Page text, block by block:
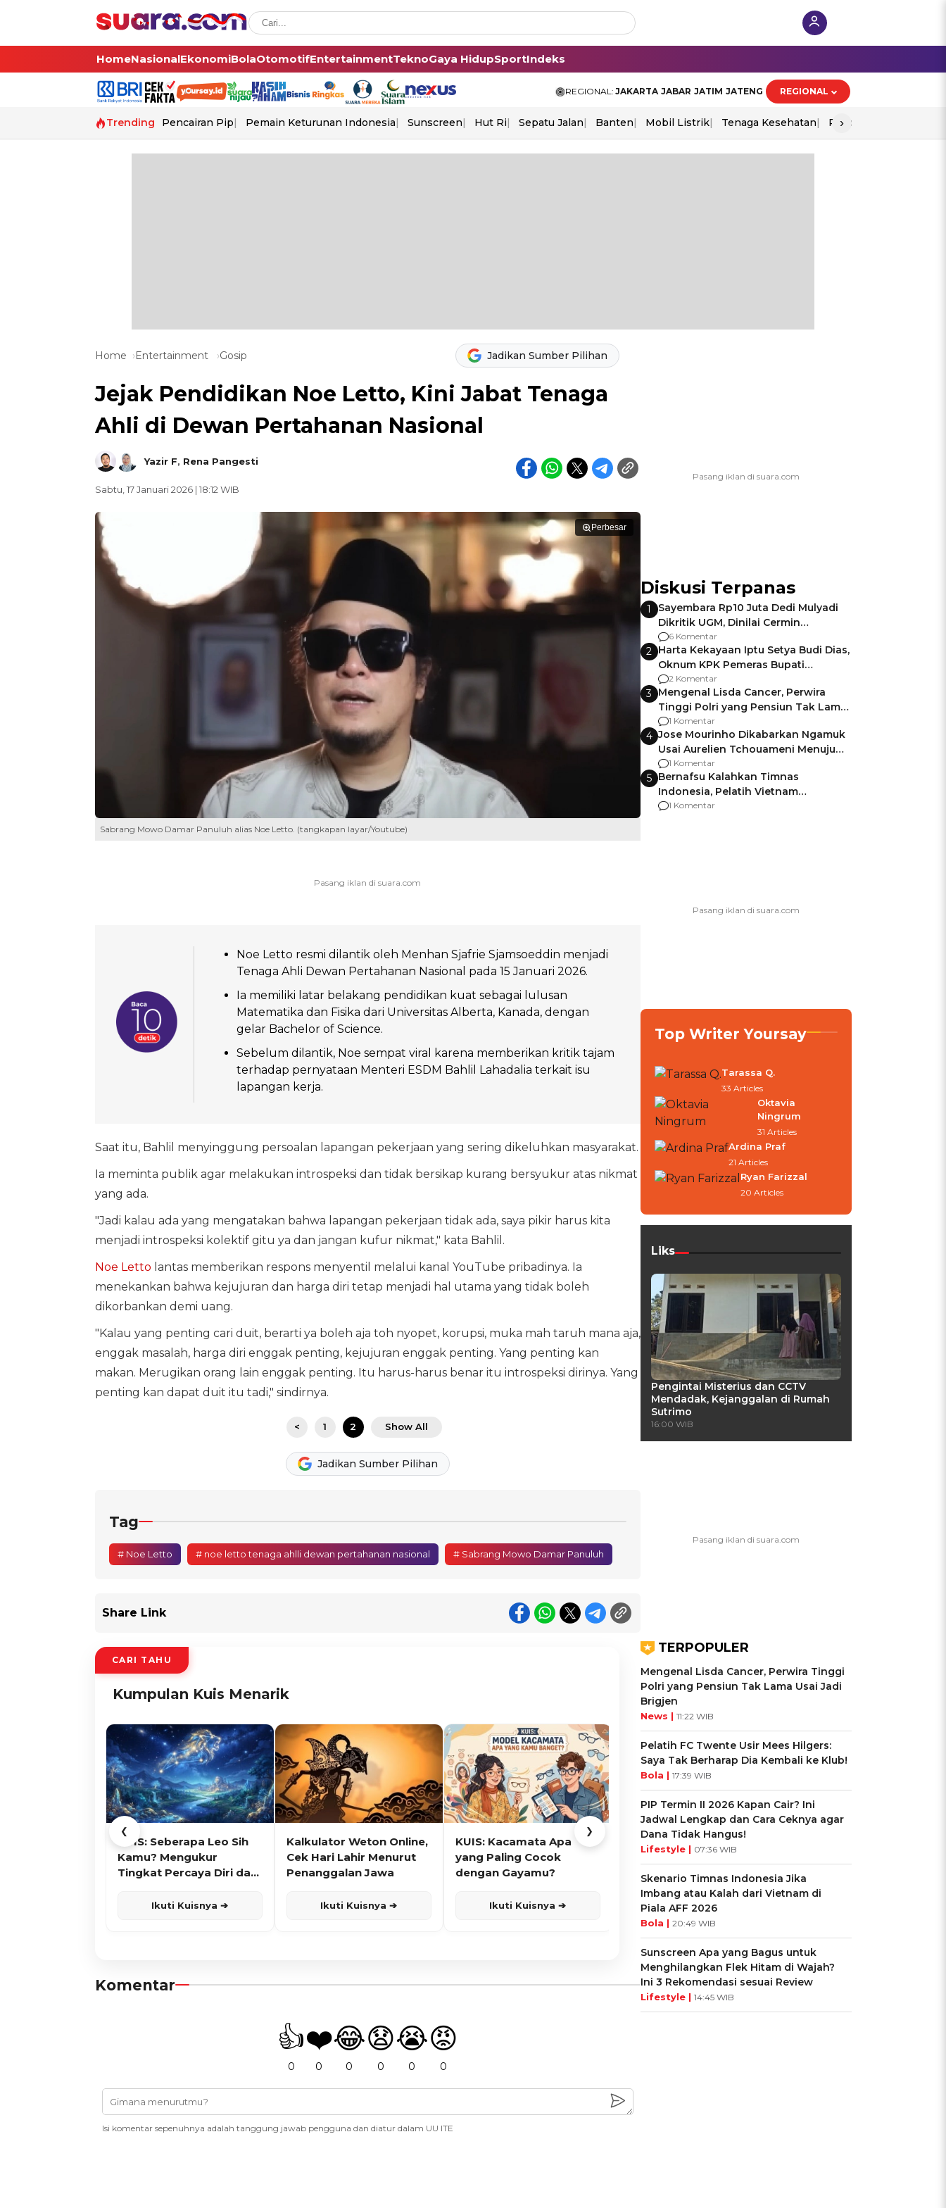
HomeNasionalEkonomiBolaOtomotifEntertainmentTeknoGaya HidupSportIndeks
REGIONAL: JAKARTA JABAR JATIM JATENG REGIONAL
Trending Pencairan Pip Pemain Keturunan Indonesia Sunscreen Hut Ri Sepatu Jalan Banten Mobil Listrik Tenaga Kesehatan Piala Aff 2026
›
Home Entertainment Gosip Jadikan Sumber Pilihan
Jejak Pendidikan Noe Letto, Kini Jabat Tenaga
Ahli di Dewan Pertahanan Nasional
Yazir F, Rena Pangesti
Sabtu, 17 Januari 2026 | 18:12 WIB
Perbesar
Sabrang Mowo Damar Panuluh alias Noe Letto. (tangkapan layar/Youtube)
Noe Letto resmi dilantik oleh Menhan Sjafrie Sjamsoeddin menjadi
Tenaga Ahli Dewan Pertahanan Nasional pada 15 Januari 2026.
Ia memiliki latar belakang pendidikan kuat sebagai lulusan
Matematika dan Fisika dari Universitas Alberta, Kanada, dengan
gelar Bachelor of Science.
Sebelum dilantik, Noe sempat viral karena memberikan kritik tajam
terhadap pernyataan Menteri ESDM Bahlil Lahadalia terkait isu
lapangan kerja.
Saat itu, Bahlil menyinggung persoalan lapangan pekerjaan yang sering dikeluhkan masyarakat.
Ia meminta publik agar melakukan introspeksi dan tidak bersikap kurang bersyukur atas nikmat
yang ada.
"Jadi kalau ada yang mengatakan bahwa lapangan pekerjaan tidak ada, saya pikir harus kita
menjadi introspeksi kolektif gitu ya dan jangan kufur nikmat," kata Bahlil.
Noe Letto lantas memberikan respons menyentil melalui kanal YouTube pribadinya. Ia
menekankan bahwa kejujuran dan harga diri tetap menjadi hal utama yang tidak boleh
dikorbankan demi uang.
"Kalau yang penting cari duit, berarti ya boleh aja toh nyopet, korupsi, muka mah taruh mana aja,
enggak masalah, harga diri enggak penting, kejujuran enggak penting. Yang penting kan
makan. Merugikan orang lain enggak penting. Itu harus-harus benar itu introspeksi dirinya. Yang
penting kan dapat duit itu tadi," sindirnya.
< 1 2 Show All
Jadikan Sumber Pilihan
Tag
# Noe Letto # noe letto tenaga ahlli dewan pertahanan nasional # Sabrang Mowo Damar Panuluh
Share Link
CARI TAHU
Kumpulan Kuis Menarik
❮
KUIS: Seberapa Leo Sih
Kamu? Mengukur
Tingkat Percaya Diri dan
Ikuti Kuisnya ➔
Kalkulator Weton Online,
Cek Hari Lahir Menurut
Penanggalan Jawa
Ikuti Kuisnya ➔
KUIS: Kacamata Apa
yang Paling Cocok
dengan Gayamu?
Ikuti Kuisnya ➔
KUIS: Sepatu Mana yang
Cocok dengan
Kepribadianmu?
Ikuti Kuisnya ➔
Cancer?
❯
Komentar
👍
0
❤️
0
😂
0
😧
0
😭
0
😡
0
Isi komentar sepenuhnya adalah tanggung jawab pengguna dan diatur dalam UU ITE
Diskusi Terpanas
1
Sayembara Rp10 Juta Dedi Mulyadi
Dikritik UGM, Dinilai Cermin
Gagalnya Negara Jamin Keamanan
6 Komentar
2 Harta Kekayaan Iptu Setya Budi Dias,
Oknum KPK Pemeras Bupati
Pemalang
2 Komentar
3 Mengenal Lisda Cancer, Perwira
Tinggi Polri yang Pensiun Tak Lama
Usai Jadi Brigjen
1 Komentar
4 Jose Mourinho Dikabarkan Ngamuk
Usai Aurelien Tchouameni Menuju
Manchester United
1 Komentar
5 Bernafsu Kalahkan Timnas
Indonesia, Pelatih Vietnam
Berencana Pakai Jimat di Pakansari
1 Komentar
Top Writer Yoursay
Tarassa Q.
33 Articles
Oktavia
Ningrum
31 Articles
Ardina Praf
21 Articles
Ryan Farizzal
20 Articles
Liks
Pengintai Misterius dan CCTV
Mendadak, Kejanggalan di Rumah
Sutrimo
16:00 WIB
TERPOPULER
Mengenal Lisda Cancer, Perwira Tinggi
Polri yang Pensiun Tak Lama Usai Jadi
Brigjen
News | 11:22 WIB
Pelatih FC Twente Usir Mees Hilgers:
Saya Tak Berharap Dia Kembali ke Klub!
Bola | 17:39 WIB
PIP Termin II 2026 Kapan Cair? Ini
Jadwal Lengkap dan Cara Ceknya agar
Dana Tidak Hangus!
Lifestyle | 07:36 WIB
Skenario Timnas Indonesia Jika
Imbang atau Kalah dari Vietnam di
Piala AFF 2026
Bola | 20:49 WIB
Sunscreen Apa yang Bagus untuk
Menghilangkan Flek Hitam di Wajah?
Ini 3 Rekomendasi sesuai Review
Lifestyle | 14:45 WIB